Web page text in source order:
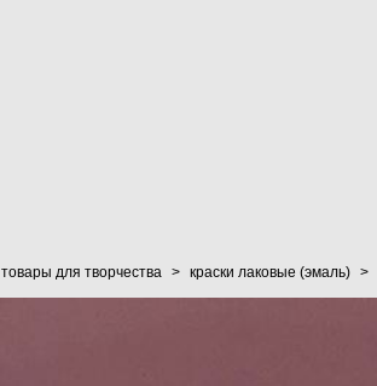
товары для творчества > краски лаковые (эмаль) >